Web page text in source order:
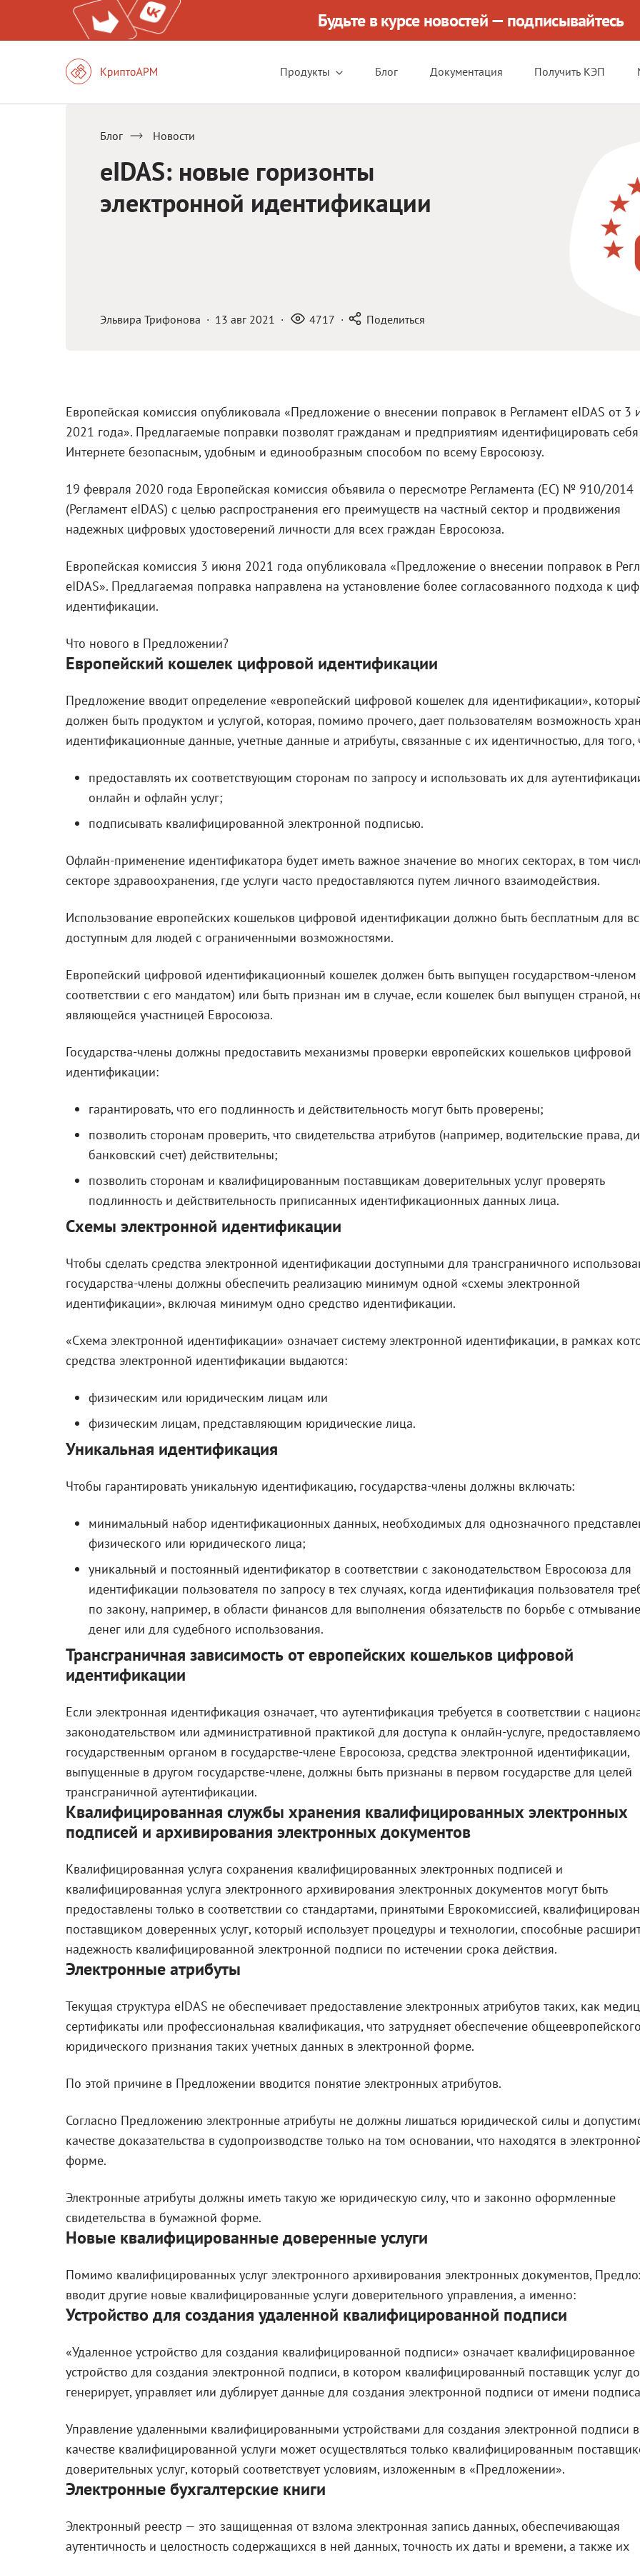
Будьте в курсе новостей — подписывайтесь
Продукты Блог Документация Получить КЭП
Блог Новости
eIDAS: новые горизонты
электронной идентификации
Эльвира Трифонова · 13 авг 2021 · 4717 · Поделиться
Европейская комиссия опубликовала «Предложение о внесении поправок в Регламент eIDAS от 3
2021 года». Предлагаемые поправки позволят гражданам и предприятиям идентифицировать
Интернете безопасным, удобным и единообразным способом по всему Евросоюзу.
19 февраля 2020 года Европейская комиссия объявила о пересмотре Регламента (ЕС) № 910/2014
(Регламент eIDAS) с целью распространения его преимуществ на частный сектор и продвижения
надежных цифровых удостоверений личности для всех граждан Евросоюза.
Европейская комиссия 3 июня 2021 года опубликовала «Предложение о внесении поправок в
eIDAS». Предлагаемая поправка направлена ​​на установление более согласованного подхода к
идентификации.
Что нового в Предложении?
Европейский кошелек цифровой идентификации
Предложение вводит определение «европейский цифровой кошелек для идентификации»,
должен быть продуктом и услугой, которая, помимо прочего, дает пользователям возможность
идентификационные данные, учетные данные и атрибуты, связанные с их идентичностью, для того,
предоставлять их соответствующим сторонам по запросу и использовать их для
онлайн и офлайн услуг;
подписывать квалифицированной электронной подписью.
Офлайн-применение идентификатора будет иметь важное значение во многих секторах, в том
секторе здравоохранения, где услуги часто предоставляются путем личного взаимодействия.
Использование европейских кошельков цифровой идентификации должно быть бесплатным для
доступным для людей с ограниченными возможностями.
Европейский цифровой идентификационный кошелек должен быть выпущен государством-членом
соответствии с его мандатом) или быть признан им в случае, если кошелек был выпущен страной,
являющейся участницей Евросоюза.
Государства-члены должны предоставить механизмы проверки европейских кошельков цифровой
идентификации:
гарантировать, что его подлинность и действительность могут быть проверены;
позволить сторонам проверить, что свидетельства атрибутов (например, водительские права,
банковский счет) действительны;
позволить сторонам и квалифицированным поставщикам доверительных услуг проверять
подлинность и действительность приписанных идентификационных данных лица.
Схемы электронной идентификации
Чтобы сделать средства электронной идентификации доступными для трансграничного
государства-члены должны обеспечить реализацию минимум одной «схемы электронной
идентификации», включая минимум одно средство идентификации.
«Схема электронной идентификации» означает систему электронной идентификации, в рамках
средства электронной идентификации выдаются:
физическим или юридическим лицам или
физическим лицам, представляющим юридические лица.
Уникальная идентификация
Чтобы гарантировать уникальную идентификацию, государства-члены должны включать:
минимальный набор идентификационных данных, необходимых для однозначного
физического или юридического лица;
уникальный и постоянный идентификатор в соответствии с законодательством Евросоюза для
идентификации пользователя по запросу в тех случаях, когда идентификация пользователя
по закону, например, в области финансов для выполнения обязательств по борьбе с
денег или для судебного использования.
Трансграничная зависимость от европейских кошельков цифровой
идентификации
Если электронная идентификация означает, что аутентификация требуется в соответствии с
законодательством или административной практикой для доступа к онлайн-услуге,
государственным органом в государстве-члене Евросоюза, средства электронной идентификации,
выпущенные в другом государстве-члене, должны быть признаны в первом государстве для целей
трансграничной аутентификации.
Квалифицированная службы хранения квалифицированных электронных
подписей и архивирования электронных документов
Квалифицированная услуга сохранения квалифицированных электронных подписей и
квалифицированная услуга электронного архивирования электронных документов могут быть
предоставлены ​​только в соответствии со стандартами, принятыми Еврокомиссией,
поставщиком доверенных услуг, который использует процедуры и технологии, способные
надежность квалифицированной электронной подписи по истечении срока действия.
Электронные атрибуты
Текущая структура eIDAS не обеспечивает предоставление электронных атрибутов таких, как
сертификаты или профессиональная квалификация, что затрудняет обеспечение общеевропейского
юридического признания таких учетных данных в электронной форме.
По этой причине в Предложении вводится понятие электронных атрибутов.
Согласно Предложению электронные атрибуты не должны лишаться юридической силы и
качестве доказательства в судопроизводстве только на том основании, что находятся в
форме.
Электронные атрибуты должны иметь такую ​​же юридическую силу, что и законно оформленные
свидетельства в бумажной форме.
Новые квалифицированные доверенные услуги
Помимо квалифицированных услуг электронного архивирования электронных документов,
вводит другие новые квалифицированные услуги доверительного управления, а именно:
Устройство для создания удаленной квалифицированной подписи
«Удаленное устройство для создания квалифицированной подписи» означает квалифицированное
устройство для создания электронной подписи, в котором квалифицированный поставщик услуг
генерирует, управляет или дублирует данные для создания электронной подписи от имени
Управление удаленными квалифицированными устройствами для создания электронной подписи в
качестве квалифицированной услуги может осуществляться только квалифицированным
доверительных услуг, который соответствует условиям, изложенным в «Предложении».
Электронные бухгалтерские книги
Электронный реестр — это защищенная от взлома электронная запись данных, обеспечивающая
аутентичность и целостность содержащихся в ней данных, точность их даты и времени, а также их